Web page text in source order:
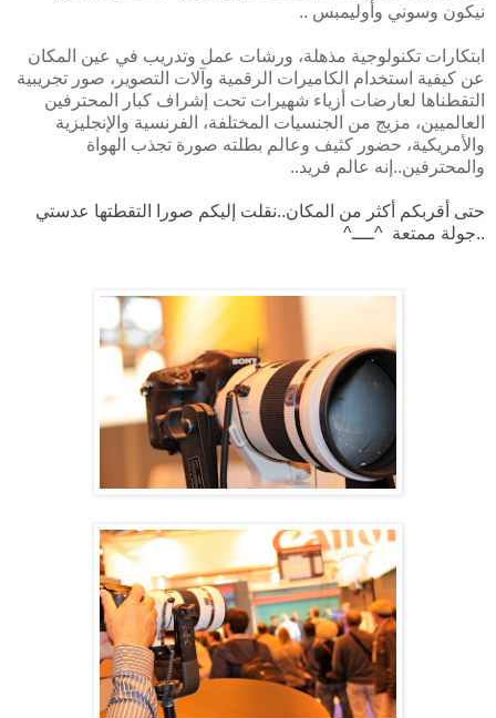
نيكون وسوني وأوليمبس ..
ابتكارات تكنولوجية مذهلة، ورشات عمل وتدريب في عين المكان
عن كيفية استخدام الكاميرات الرقمية وآلات التصوير، صور تجريبية
التقطناها لعارضات أزياء شهيرات تحت إشراف كبار المحترفين
العالميين، مزيج من الجنسيات المختلفة، الفرنسية والإنجليزية
والأمريكية، حضور كثيف وعالم بطلته صورة تجذب الهواة
والمحترفين..إنه عالم فريد..
حتى أقربكم أكثر من المكان..نقلت إليكم صورا التقطتها عدستي
..جولة ممتعة ^ــــ^